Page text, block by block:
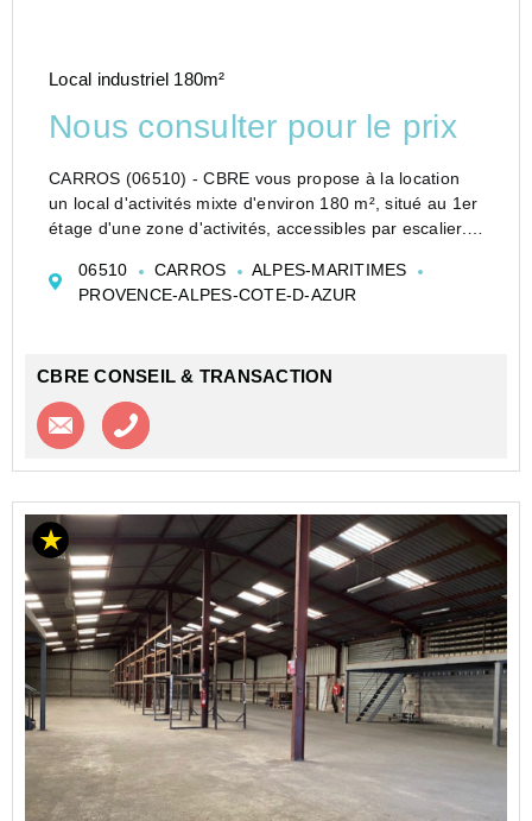
Local industriel 180m²
Nous consulter pour le prix
CARROS (06510) - CBRE vous propose à la location
un local d'activités mixte d'environ 180 m², situé au 1er
étage d'une zone d'activités, accessibles par escalier.
bureaux et espace de stocka...
06510 CARROS
ALPES-MARITIMES
PROVENCE-ALPES-COTE-D-AZUR
CBRE CONSEIL & TRANSACTION
Contacter l'agence